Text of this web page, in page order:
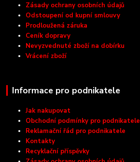
Zásady ochrany osobních údajů
Odstoupení od kupní smlouvy
Prodloužená záruka
Ceník dopravy
Nevyzvednuté zboží na dobírku
Vrácení zboží
Informace pro podnikatele
Jak nakupovat
Obchodní podmínky pro podnikatele
Reklamační řád pro podnikatele
Kontakty
Recyklační příspěvky